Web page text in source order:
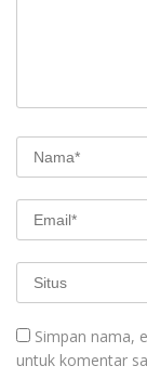
Simpan nama,
untuk komentar